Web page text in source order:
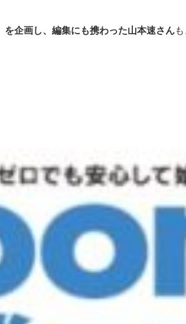
を企画し、編集にも携わった山本速さん